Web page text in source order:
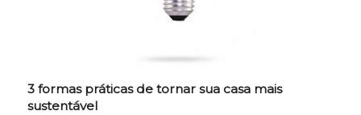
3 formas práticas de tornar sua casa mais
sustentável